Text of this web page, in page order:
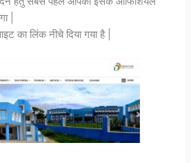
|
का लिंक नीचे दिया गया है |